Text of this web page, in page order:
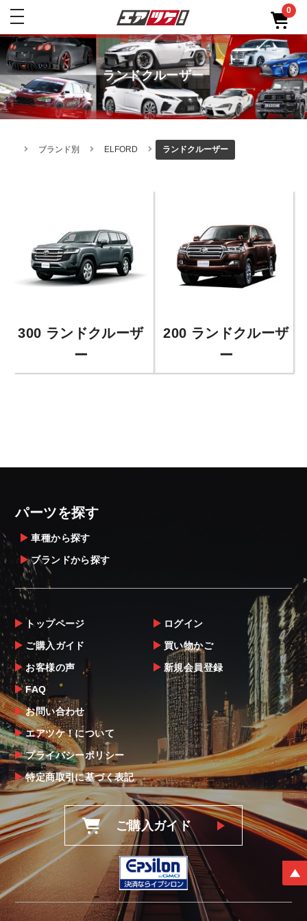
toggle
0
ランドクルーザー
ブランド別 ELFORD ランドクルーザー
300 ランドクルーザ
ー
200 ランドクルーザ
ー
パーツを探す
車種から探す
ブランドから探す
トップページ
ご購入ガイド
お客様の声
FAQ
お問い合わせ
エアツケ！について
プライバシーポリシー
特定商取引に基づく表記
ログイン
買い物かご
新規会員登録
ご購入ガイド